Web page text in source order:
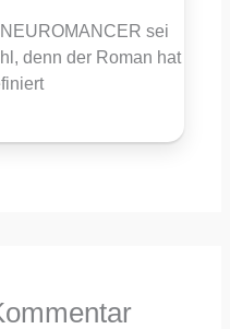
sei
denn der Roman hat